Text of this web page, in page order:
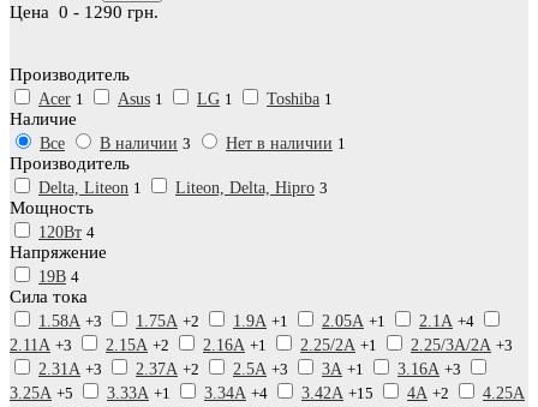
Цена 0 - 1290 грн.
Производитель
Acer 1 Asus 1 LG 1 Toshiba 1
Наличие
Все В наличии 3 Нет в наличии 1
Производитель
Delta, Liteon 1 Liteon, Delta, Hipro 3
Мощность
120Вт 4
Напряжение
19В 4
Сила тока
1.58А +3 1.75А +2 1.9А +1 2.05А +1 2.1А +4
2.11А +3 2.15А +2 2.16А +1 2.25/2А +1 2.25/3А/2А +3
2.31А +3 2.37А +2 2.5А +3 3А +1 3.16А +3
3.25А +5 3.33А +1 3.34А +4 3.42А +15 4А +2
4.25А